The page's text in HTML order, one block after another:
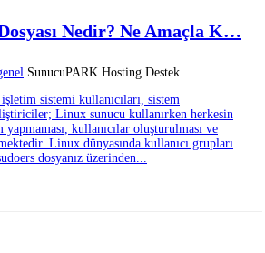
Nedir? Ne Amaçla K…
SunucuPARK Hosting Destek
sistemi kullanıcıları, sistem
Linux sunucu kullanırken herkesin
yapmaması, kullanıcılar oluşturulması ve
Linux dünyasında kullanıcı grupları
dosyanız üzerinden...